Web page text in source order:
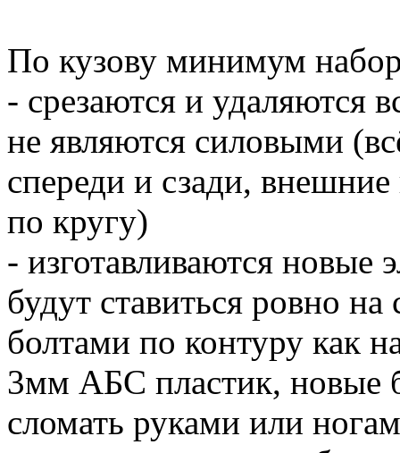
По кузову минимум
- срезаются и удаляются
не являются силовыми
спереди и сзади,
по кругу)
- изготавливаются
будут ставиться ровно
болтами по контуру как
3мм АБС пластик, новые
сломать руками или